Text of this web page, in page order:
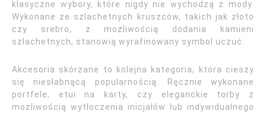
klasyczne wybory, które nigdy nie wychodzą z mody.
Wykonane ze szlachetnych kruszców, takich jak złoto
czy srebro, z możliwością dodania kamieni
szlachetnych, stanowią wyrafinowany symbol uczuć.
Akcesoria skórzane to kolejna kategoria, która cieszy
się niesłabnącą popularnością. Ręcznie wykonane
portfele, etui na karty, czy eleganckie torby z
możliwością wytłoczenia inicjałów lub indywidualnego